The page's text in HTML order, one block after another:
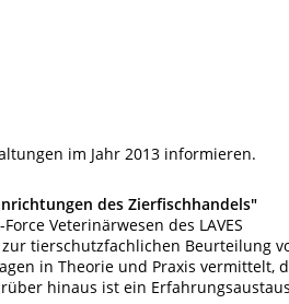
im Jahr 2013 informieren.
des Zierfischhandels"
Veterinärwesen des LAVES
tierschutzfachlichen Beurteilung
in Theorie und Praxis vermittelt,
hinaus ist ein